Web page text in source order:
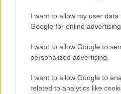
I want to allow my user data
Google for online
I want to allow Google to
personalized advertising.
I want to allow Google to
related to analytics like
Kelly Clarkson –